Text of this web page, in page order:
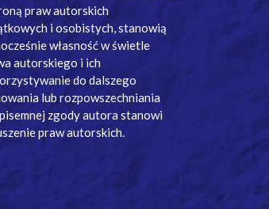
praw autorskich
i osobistych, stanowią
własność w świetle
autorskiego i ich
do dalszego
lub rozpowszechniania
zgody autora stanowi
praw autorskich.